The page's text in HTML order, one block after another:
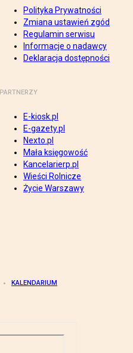
Polityka Prywatności
Zmiana ustawień zgód
Regulamin serwisu
Informacje o nadawcy
Deklaracja dostępności
PARTNERZY
E-kiosk.pl
E-gazety.pl
Nexto.pl
Mała księgowość
Kancelarierp.pl
Wieści Rolnicze
Życie Warszawy
KALENDARIUM